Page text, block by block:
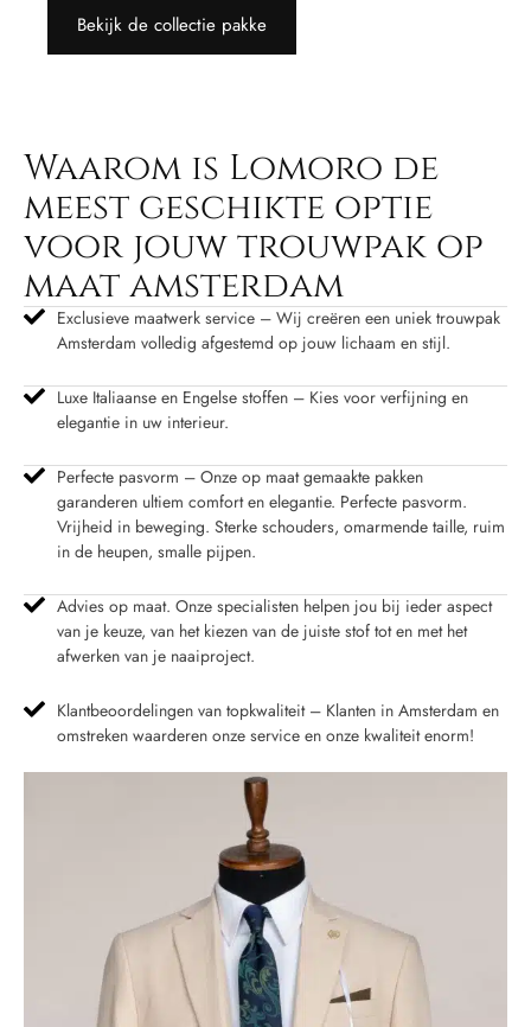
Bekijk de collectie pakke
Waarom is Lomoro de
meest geschikte optie
voor jouw trouwpak op
maat amsterdam
Exclusieve maatwerk service – Wij creëren een uniek trouwpak
Amsterdam volledig afgestemd op jouw lichaam en stijl.
Luxe Italiaanse en Engelse stoffen – Kies voor verfijning en
elegantie in uw interieur.
Perfecte pasvorm – Onze op maat gemaakte pakken
garanderen ultiem comfort en elegantie. Perfecte pasvorm.
Vrijheid in beweging. Sterke schouders, omarmende taille, ruim
in de heupen, smalle pijpen.
Advies op maat. Onze specialisten helpen jou bij ieder aspect
van je keuze, van het kiezen van de juiste stof tot en met het
afwerken van je naaiproject.
Klantbeoordelingen van topkwaliteit – Klanten in Amsterdam en
omstreken waarderen onze service en onze kwaliteit enorm!